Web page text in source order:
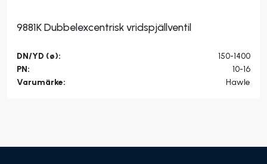
9881K Dubbelexcentrisk vridspjällventil
DN/YD (ø):
150-1400
PN:
10-16
Varumärke:
Hawle